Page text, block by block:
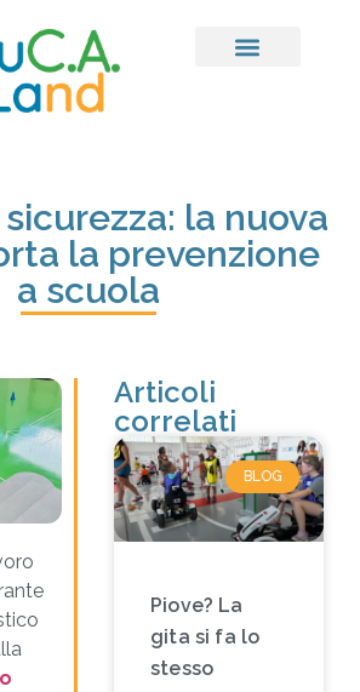
la nuova
la prevenzione
a scuola
Articoli
correlati
BLOG
Piove? La
gita si fa lo
stesso